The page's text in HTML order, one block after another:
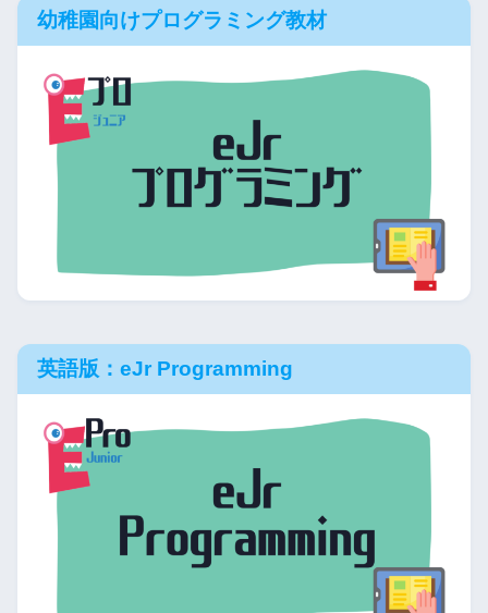
幼稚園向けプログラミング教材
英語版：eJr Programming